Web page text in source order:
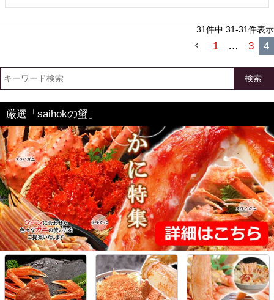
31件中 31-31件表示
1 … 3 4
検索
厳選「saihokの蟹」